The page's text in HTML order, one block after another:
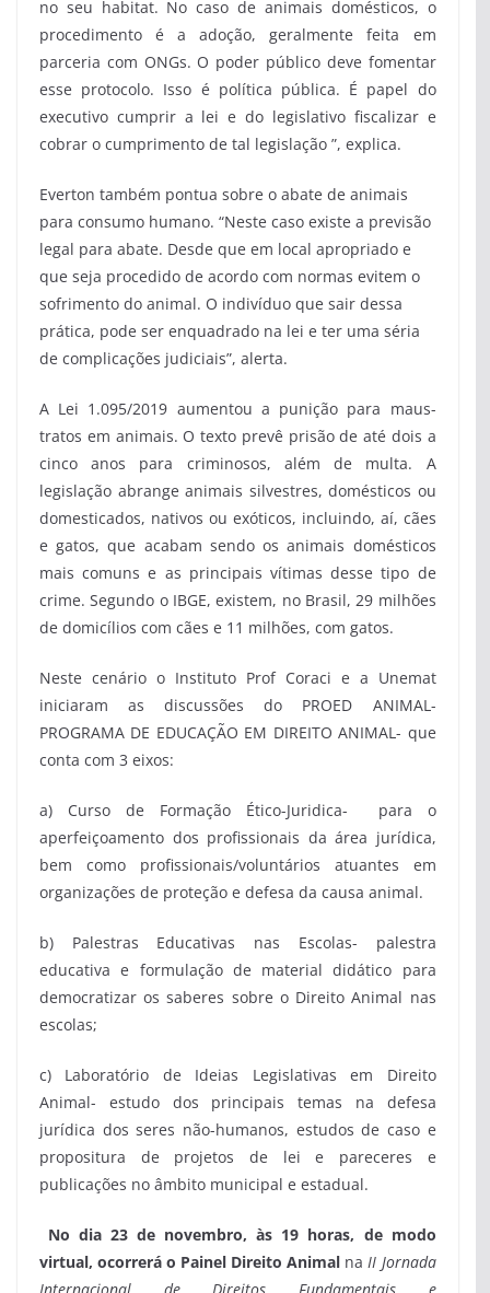
no seu habitat. No caso de animais domésticos, o
procedimento é a adoção, geralmente feita em
parceria com ONGs. O poder público deve fomentar
esse protocolo. Isso é política pública. É papel do
executivo cumprir a lei e do legislativo fiscalizar e
cobrar o cumprimento de tal legislação ”, explica.
Everton também pontua sobre o abate de animais
para consumo humano. “Neste caso existe a previsão
legal para abate. Desde que em local apropriado e
que seja procedido de acordo com normas evitem o
sofrimento do animal. O indivíduo que sair dessa
prática, pode ser enquadrado na lei e ter uma séria
de complicações judiciais”, alerta.
A Lei 1.095/2019 aumentou a punição para maus-
tratos em animais. O texto prevê prisão de até dois a
cinco anos para criminosos, além de multa. A
legislação abrange animais silvestres, domésticos ou
domesticados, nativos ou exóticos, incluindo, aí, cães
e gatos, que acabam sendo os animais domésticos
mais comuns e as principais vítimas desse tipo de
crime. Segundo o IBGE, existem, no Brasil, 29 milhões
de domicílios com cães e 11 milhões, com gatos.
Neste cenário o Instituto Prof Coraci e a Unemat
iniciaram as discussões do PROED ANIMAL-
PROGRAMA DE EDUCAÇÃO EM DIREITO ANIMAL- que
conta com 3 eixos:
a) Curso de Formação Ético-Juridica- para o
aperfeiçoamento dos profissionais da área jurídica,
bem como profissionais/voluntários atuantes em
organizações de proteção e defesa da causa animal.
b) Palestras Educativas nas Escolas- palestra
educativa e formulação de material didático para
democratizar os saberes sobre o Direito Animal nas
escolas;
c) Laboratório de Ideias Legislativas em Direito
Animal- estudo dos principais temas na defesa
jurídica dos seres não-humanos, estudos de caso e
propositura de projetos de lei e pareceres e
publicações no âmbito municipal e estadual.
No dia 23 de novembro, às 19 horas, de modo
virtual, ocorrerá o Painel Direito Animal na II Jornada
Internacional de Direitos Fundamentais e